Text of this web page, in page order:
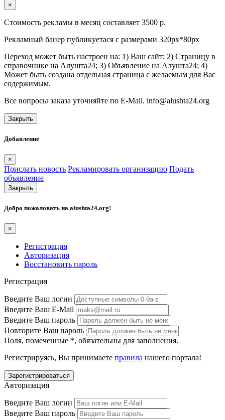
×
Стоимость рекламы в месяц составляет 3500 р.
Рекламный банер публикуетася с размерами 320px*80px
Переход может быть настроен на: 1) Ваш сайт; 2) Страницу в
справочнике на Алушта24; 3) Объявление на Алушта24; 4)
Может быть создана отдельная страница с желаемым для Вас
содержимым.
Все вопросы заказа уточняйте по E-Mail. info@alushta24.org
Закрыть
Добавление
×
Прислать новость Рекламировать организацию Подать
объявление
Закрыть
Добро пожаловать на alushta24.org!
×
Регистрация
Авторизация
Восстановить пароль
Регистрация
Введите Ваш логин
Введите Ваш E-Mail
Введите Ваш пароль
Повторите Ваш пароль
Поля, помеченные *, обязательны для заполнения.
Регистрируясь, Вы принимаете правила нашего портала!
Авторизация
Введите Ваш логин
Введите Ваш пароль